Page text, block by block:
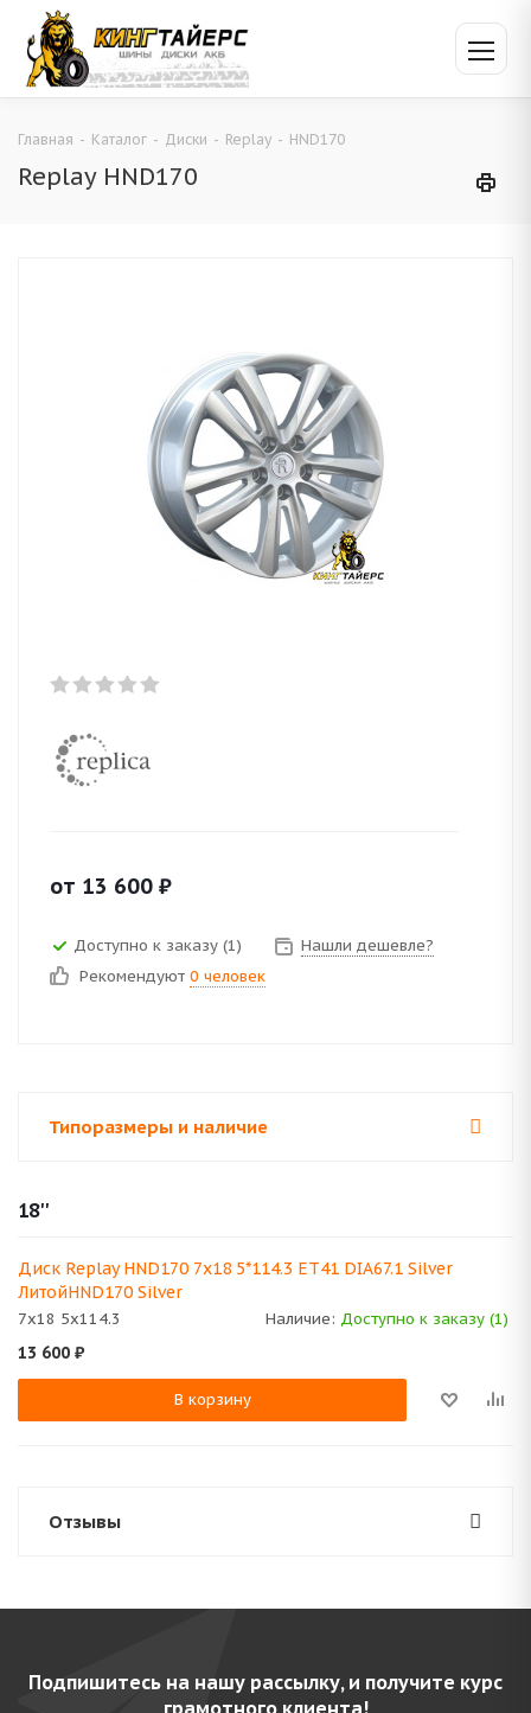
Главная - Каталог - Диски - Replay - HND170
Replay HND170
от 13 600 ₽
Доступно к заказу (1)
Нашли дешевле?
Рекомендуют 0 человек
Типоразмеры и наличие
18''
Диск Replay HND170 7x18 5*114.3 ET41 DIA67.1 Silver
ЛитойHND170 Silver
7x18 5x114.3 Наличие: Доступно к заказу (1)
13 600 ₽
В корзину
Отзывы
Подпишитесь на нашу рассылку, и получите курс
грамотного клиента!